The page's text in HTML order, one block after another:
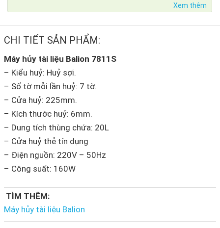
Xem thêm
CHI TIẾT SẢN PHẨM:
Máy hủy tài liệu Balion 7811S
– Kiểu huỷ: Huỷ sợi.
– Số tờ mỗi lần huỷ: 7 tờ.
– Cửa huỷ: 225mm.
– Kích thước huỷ: 6mm.
– Dung tích thùng chứa: 20L
– Cửa huỷ thẻ tín dụng
– Điện nguồn: 220V – 50Hz
– Công suất: 160W
TÌM THÊM:
Máy hủy tài liệu Balion